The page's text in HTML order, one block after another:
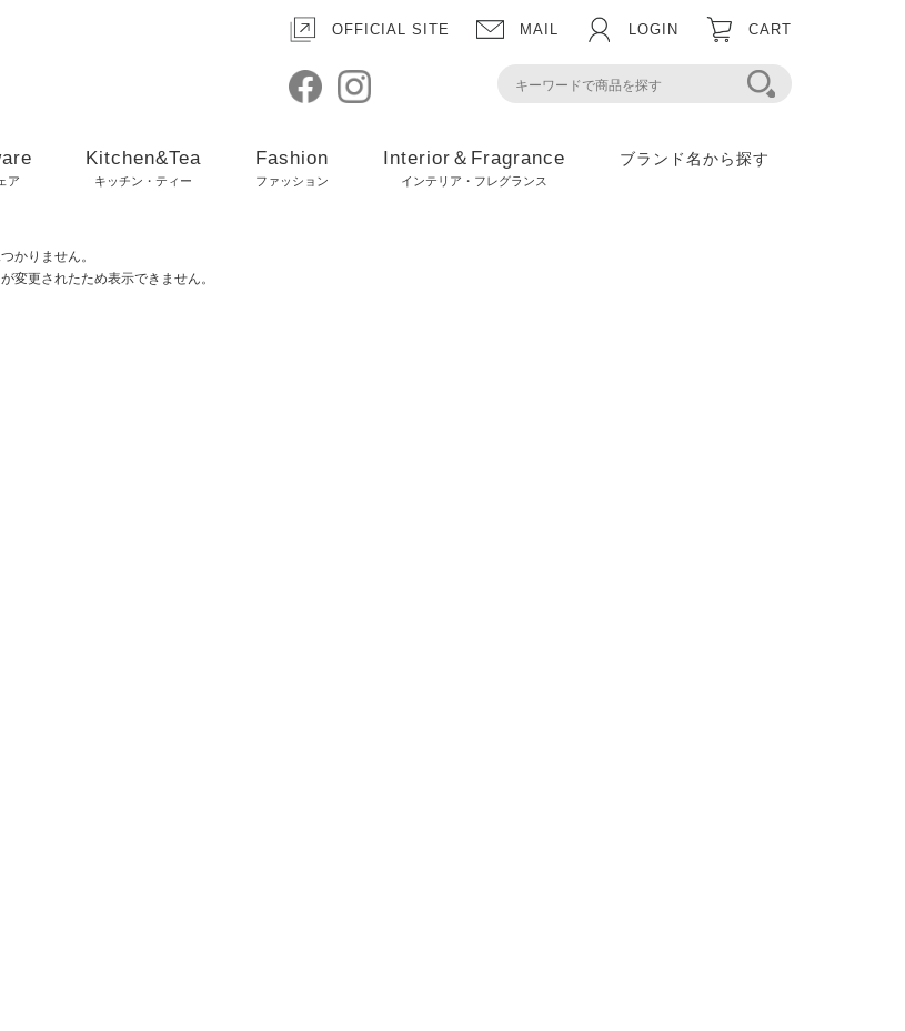
OFFICIAL SITE MAIL LOGIN CART
ア
Kitchen&Tea
キッチン・ティー
Fashion
ファッション
Interior＆Fragrance
インテリア・フレグランス
ブランド名から探す
かりません。
変更されたため表示できません。